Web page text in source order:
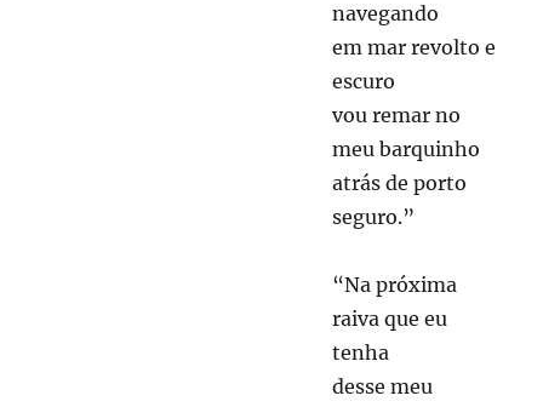
navegando
em mar revolto e
escuro
vou remar no
meu barquinho
atrás de porto
seguro.”
“Na próxima
raiva que eu
tenha
desse meu